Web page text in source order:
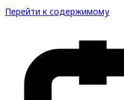
Перейти к содержимому